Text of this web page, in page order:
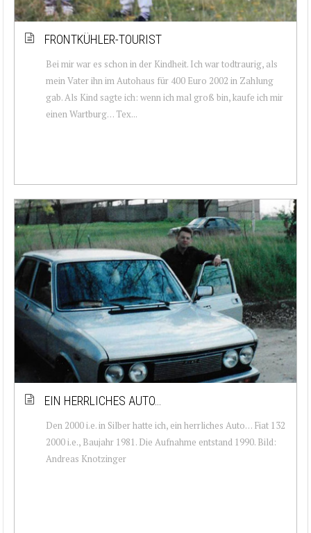
FRONTKÜHLER-TOURIST
Bei mir war es schon in der Kindheit. Ich war todtraurig, als
mein Vater ihn im Autohaus für 400 Euro 2002 in Zahlung
gab. Als Kind sagte ich: wenn ich mal groß bin, kaufe ich mir
einen Wartburg… Tex...
EIN HERRLICHES AUTO…
Den 2000 i.e. in Silber hatte ich, ein herrliches Auto… Fiat 132
2000 i.e., Baujahr 1981. Die Aufnahme entstand 1990. Bild:
Andreas Knotzinger